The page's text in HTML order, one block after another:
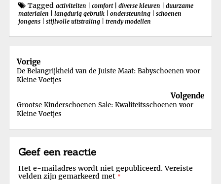
Tagged activiteiten comfort| diverse kleuren
duurzame
materialen
langdurig gebruik ondersteuning
schoenen
jongens
stijlvolle uitstraling trendy modellen
Berichtnavigatie
Vorige
De Belangrijkheid van de Juiste Maat: Babyschoenen voor
Kleine Voetjes
Volgende
Grootse Kinderschoenen Sale: Kwaliteitsschoenen voor
Kleine Voetjes
Geef een reactie
Het e-mailadres wordt niet gepubliceerd. Vereiste
velden zijn gemarkeerd met *